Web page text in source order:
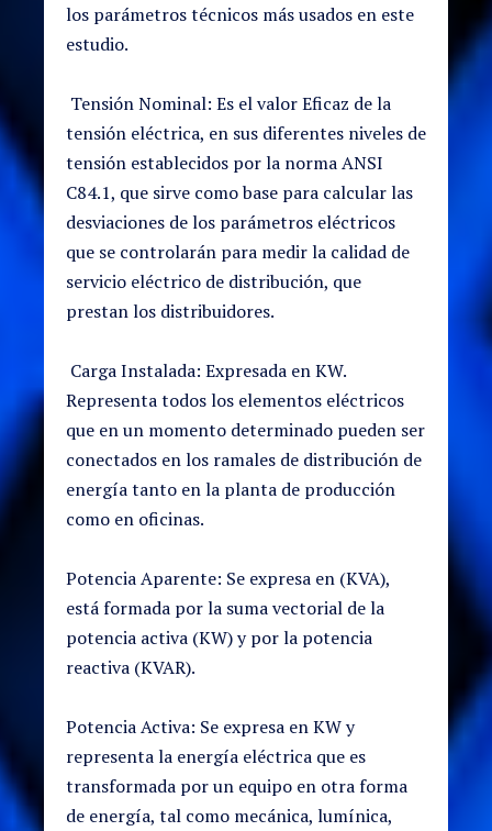
los parámetros técnicos más usados en este
estudio.
Tensión Nominal: Es el valor Eficaz de la
tensión eléctrica, en sus diferentes niveles de
tensión establecidos por la norma ANSI
C84.1, que sirve como base para calcular las
desviaciones de los parámetros eléctricos
que se controlarán para medir la calidad de
servicio eléctrico de distribución, que
prestan los distribuidores.
Carga Instalada: Expresada en KW.
Representa todos los elementos eléctricos
que en un momento determinado pueden ser
conectados en los ramales de distribución de
energía tanto en la planta de producción
como en oficinas.
Potencia Aparente: Se expresa en (KVA),
está formada por la suma vectorial de la
potencia activa (KW) y por la potencia
reactiva (KVAR).
Potencia Activa: Se expresa en KW y
representa la energía eléctrica que es
transformada por un equipo en otra forma
de energía, tal como mecánica, lumínica,